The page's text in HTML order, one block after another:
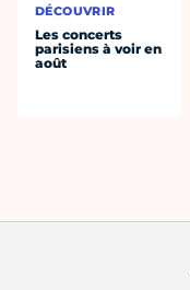
DÉCOUVRIR
Les concerts
parisiens à voir en
août